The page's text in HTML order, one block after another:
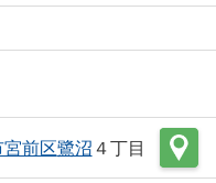
宮前区鷺沼 ４丁目